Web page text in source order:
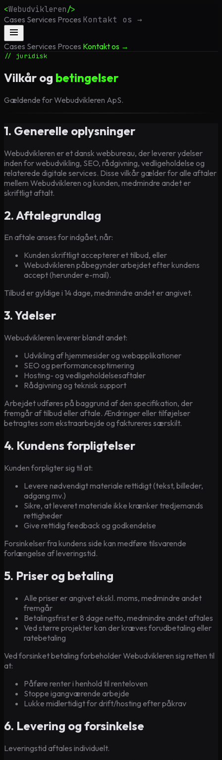
<Webudvikleren/>
Cases Services Proces Kontakt os →
Cases Services Proces Kontakt os →
// juridisk
Vilkår og betingelser
Gældende for Webudvikleren ApS.
1. Generelle oplysninger
Webudvikleren er et dansk webbureau, der leverer ydelser
inden for webudvikling, SEO, rådgivning, vedligeholdelse og
relaterede digitale services. Disse vilkår gælder for alle aftaler
mellem Webudvikleren og kunden, medmindre andet er
skriftligt aftalt.
2. Aftalegrundlag
En aftale anses for indgået, når:
Kunden skriftligt accepterer et tilbud, eller
Webudvikleren påbegynder arbejdet efter kundens
accept (herunder e-mail).
Tilbud er gyldige i 14 dage, medmindre andet er angivet.
3. Ydelser
Webudvikleren leverer blandt andet:
Udvikling af hjemmesider og webapplikationer
SEO og performanceoptimering
Hosting- og vedligeholdelsesaftaler
Rådgivning og teknisk support
Arbejdet udføres på baggrund af den specifikation, der
fremgår af tilbud eller aftale. Ændringer eller tilføjelser
betragtes som ekstraarbejde og faktureres særskilt.
4. Kundens forpligtelser
Kunden forpligter sig til at:
Levere nødvendigt materiale rettidigt (tekst, billeder,
adgang mv.)
Sikre, at leveret materiale ikke krænker tredjemands
rettigheder
Give rettidig feedback og godkendelse
Forsinkelser fra kundens side kan medføre tilsvarende
forlængelse af leveringstid.
5. Priser og betaling
Alle priser er angivet ekskl. moms, medmindre andet
fremgår
Betalingsfrist er 8 dage netto, medmindre andet aftales
Ved større projekter kan der kræves forudbetaling eller
ratebetaling
Ved forsinket betaling forbeholder Webudvikleren sig retten til
at:
Påføre renter i henhold til renteloven
Stoppe igangværende arbejde
Lukke midlertidigt for drift/hosting efter påkrav
6. Levering og forsinkelse
Leveringstid aftales individuelt.